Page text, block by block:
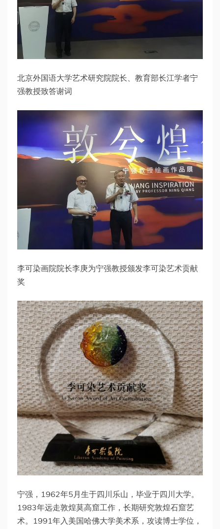
北京外国语大学艺术研究院院长、教育部长江学者宁
强教授致答谢词
李可染画院院长李庚为宁强教授颁发李可染艺术贡献
奖
宁强，1962年5月生于四川乐山，毕业于四川大学。
1983年远走敦煌莫高窟工作，长期研究敦煌石窟艺
术。1991年入美国哈佛大学美术系，攻读博士学位，